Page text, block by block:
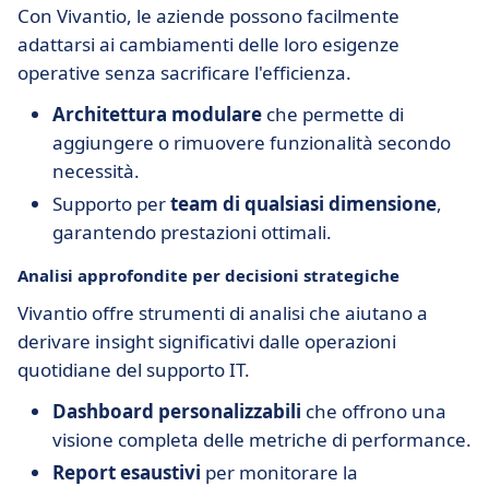
Con Vivantio, le aziende possono facilmente
adattarsi ai cambiamenti delle loro esigenze
operative senza sacrificare l'efficienza.
Architettura modulare che permette di
aggiungere o rimuovere funzionalità secondo
necessità.
Supporto perteam di qualsiasi dimensione,
garantendo prestazioni ottimali.
Analisi approfondite per decisioni strategiche
Vivantio offre strumenti di analisi che aiutano a
derivare insight significativi dalle operazioni
quotidiane del supporto IT.
Dashboard personalizzabili che offrono una
visione completa delle metriche di performance.
Report esaustivi per monitorare la